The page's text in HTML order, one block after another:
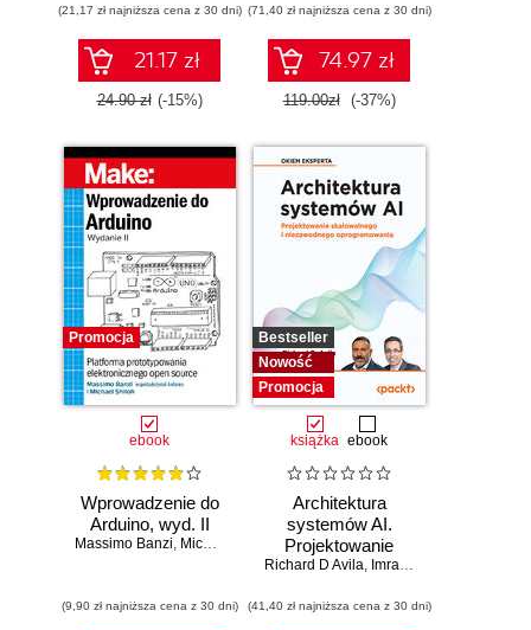
niezwykłych
(21,17 zł najniższa cena z 30 dni)
21.17 zł
24.90 zł (-15%)
NumPy oraz
środowiska
Jupyter. Wydanie
III
(71,40 zł najniższa cena z 30 dni)
74.97 zł
119.00zł (-37%)
Promocja
ebook
Wprowadzenie do
Arduino, wyd. II
Massimo Banzi, Michael Shiloh
(9,90 zł najniższa cena z 30 dni)
Bestseller
Nowość
Promocja
książka ebook
Architektura
systemów AI.
Projektowanie
skalowalnego i
oprogramowania
Richard D Avila, Imran Ahmad
(41,40 zł najniższa cena z 30 dni)